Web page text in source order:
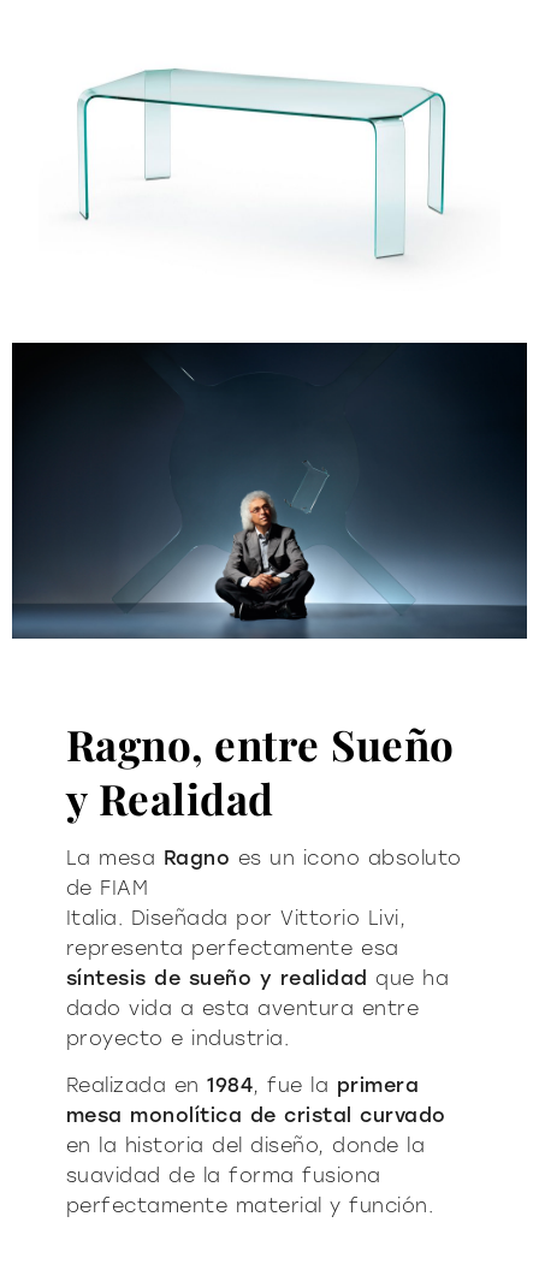
Ragno, entre Sueño
y Realidad
La mesa Ragno es un icono absoluto
de FIAM
Italia. Diseñada por Vittorio Livi,
representa perfectamente esa
síntesis de sueño y realidad que ha
dado vida a esta aventura entre
proyecto e industria.
Realizada en1984, fue la primera
mesa monolítica de cristal curvado
en la historia del diseño, donde la
suavidad de la forma fusiona
perfectamente material y función.